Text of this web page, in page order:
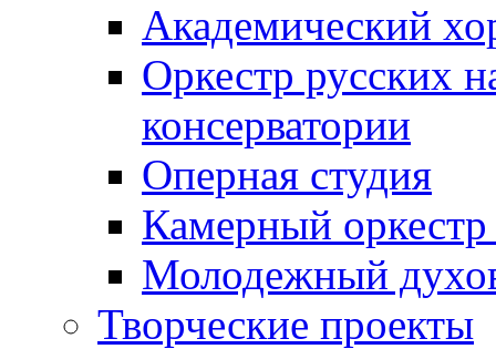
Академический
Оркестр русских
консерватории
Оперная студия
Камерный оркестр
Молодежный
Творческие проекты